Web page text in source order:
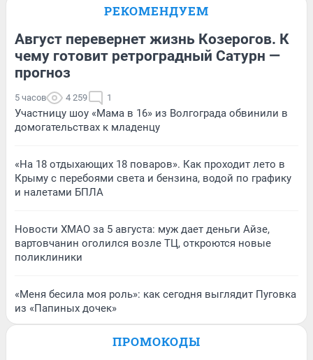
РЕКОМЕНДУЕМ
Август перевернет жизнь Козерогов. К
чему готовит ретроградный Сатурн —
прогноз
5 часов 4 259 1
Участницу шоу «Мама в 16» из Волгограда обвинили в
домогательствах к младенцу
«На 18 отдыхающих 18 поваров». Как проходит лето в
Крыму с перебоями света и бензина, водой по графику
и налетами БПЛА
Новости ХМАО за 5 августа: муж дает деньги Айзе,
вартовчанин оголился возле ТЦ, откроются новые
поликлиники
«Меня бесила моя роль»: как сегодня выглядит Пуговка
из «Папиных дочек»
ПРОМОКОДЫ